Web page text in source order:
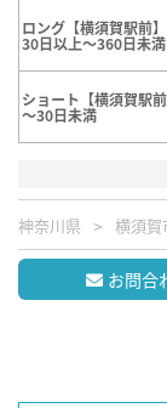
ロング【横須賀駅前】
30日以上～360日未満
ショート【横須賀駅前
～30日未満
神奈川県 横須賀
お問合